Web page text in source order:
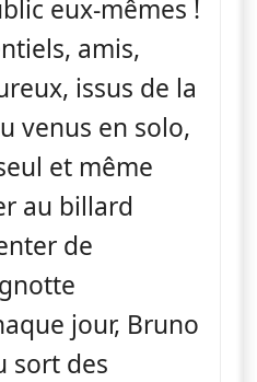
eux-mêmes !
amis,
issus de la
venus en solo,
et même
au billard
de
jour, Bruno
sort des